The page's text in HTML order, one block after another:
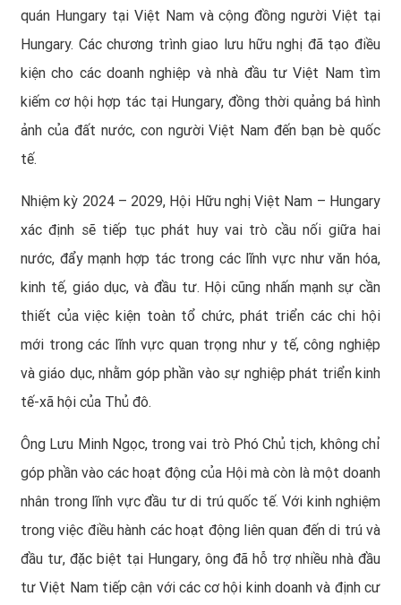
quán Hungary tại Việt Nam và cộng đồng người Việt tại
Hungary. Các chương trình giao lưu hữu nghị đã tạo điều
kiện cho các doanh nghiệp và nhà đầu tư Việt Nam tìm
kiếm cơ hội hợp tác tại Hungary, đồng thời quảng bá hình
ảnh của đất nước, con người Việt Nam đến bạn bè quốc
tế.
Nhiệm kỳ 2024 – 2029, Hội Hữu nghị Việt Nam – Hungary
xác định sẽ tiếp tục phát huy vai trò cầu nối giữa hai
nước, đẩy mạnh hợp tác trong các lĩnh vực như văn hóa,
kinh tế, giáo dục, và đầu tư. Hội cũng nhấn mạnh sự cần
thiết của việc kiện toàn tổ chức, phát triển các chi hội
mới trong các lĩnh vực quan trọng như y tế, công nghiệp
và giáo dục, nhằm góp phần vào sự nghiệp phát triển kinh
tế-xã hội của Thủ đô.
Ông Lưu Minh Ngọc, trong vai trò Phó Chủ tịch, không chỉ
góp phần vào các hoạt động của Hội mà còn là một doanh
nhân trong lĩnh vực đầu tư di trú quốc tế. Với kinh nghiệm
trong việc điều hành các hoạt động liên quan đến di trú và
đầu tư, đặc biệt tại Hungary, ông đã hỗ trợ nhiều nhà đầu
tư Việt Nam tiếp cận với các cơ hội kinh doanh và định cư